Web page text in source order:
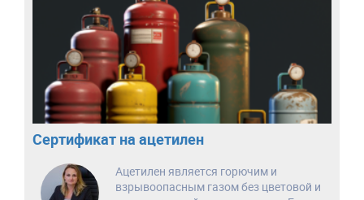
Сертификат на ацетилен
Ацетилен является горючим и
взрывоопасным газом без цветовой и